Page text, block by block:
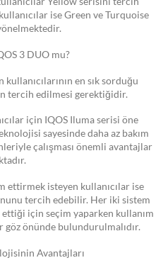
ise Green ve Turquoise
3 DUO mu?
en sık sorduğu
tercih edilmesi gerektiğidir.
için IQOS Iluma serisi öne
sayesinde daha az bakım
çalışması önemli avantajlar
ettirmek isteyen kullanıcılar ise
tercih edebilir. Her iki sistem
için seçim yaparken kullanım
göz önünde bulundurulmalıdır.
Avantajları